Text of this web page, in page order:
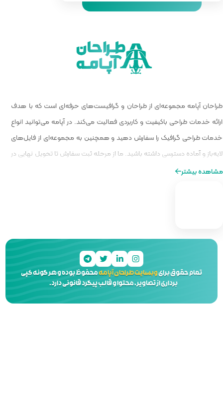
گرافیست‌های حرفه‌ای است که با هدف
می‌کند. در آپامه می‌توانید انواع
همچنین به مجموعه‌ای از فایل‌های
مرحله ثبت سفارش تا تحویل نهایی در
از طراحی را برایتان فراهم کنیم.
محفوظ بوده و هر گونه کپی
و قالب پیگرد قانونی دارد.